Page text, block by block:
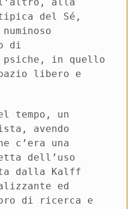
del Sé,
di
psiche, in quello
libero e
tempo, un
avendo
c’era una
dell’uso
dalla Kalff
ed
di ricerca e